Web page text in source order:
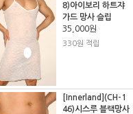
8)아이보리 하트쟈
가드 망사 슬립
35,000원
330원 적립
[Innerland](CH-1
46)시스루 블랙망사